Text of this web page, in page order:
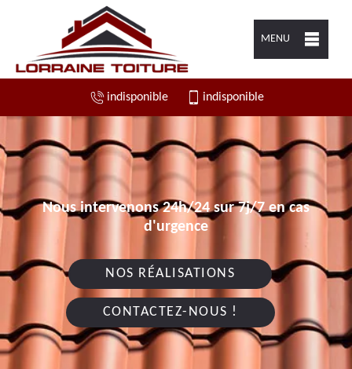
MENU
indisponible indisponible
Nous intervenons 24h/24 sur 7j/7 en cas
d'urgence
NOS RÉALISATIONS
CONTACTEZ-NOUS !